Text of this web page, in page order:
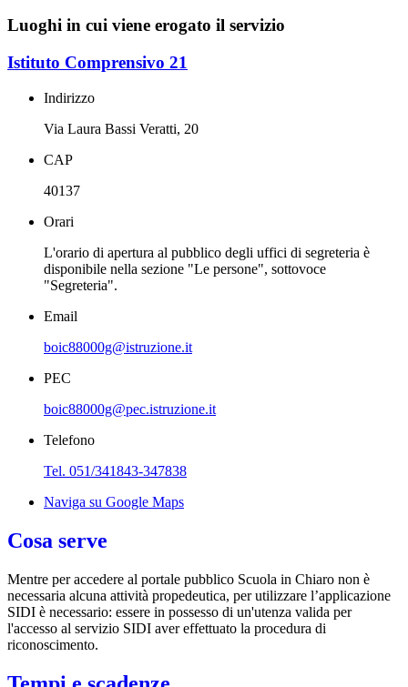
Luoghi in cui viene erogato il servizio
Istituto Comprensivo 21
Indirizzo
Via Laura Bassi Veratti, 20
CAP
40137
Orari
L'orario di apertura al pubblico degli uffici di segreteria è
disponibile nella sezione "Le persone", sottovoce
"Segreteria".
Email
boic88000g@istruzione.it
PEC
boic88000g@pec.istruzione.it
Telefono
Tel. 051/341843-347838
Naviga su Google Maps
Cosa serve
Mentre per accedere al portale pubblico Scuola in Chiaro non è
necessaria alcuna attività propedeutica, per utilizzare l’applicazione
SIDI è necessario: essere in possesso di un'utenza valida per
l'accesso al servizio SIDI aver effettuato la procedura di
riconoscimento.